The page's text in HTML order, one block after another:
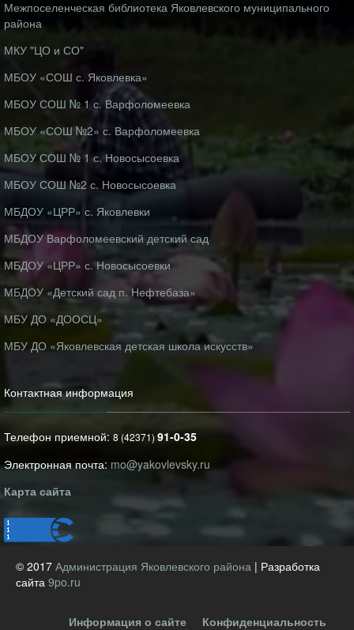
Межпоселенческая библиотека Яковлевского муниципального
района
МКУ "ЦО и СО"
МБОУ «СОШ с. Яковлевка»
МБОУ СОШ № 1 с. Варфоломеевка
МБОУ «СОШ №2» с. Варфоломеевка
МБОУ СОШ № 1 с. Новосысоевка
МБОУ СОШ №2 с. Новосысоевка
МБДОУ «ЦРР» с. Яковлевки
МБДОУ Варфоломеевский детский сад
МБДОУ «ЦРР» с. Новосысоевки
МБДОУ «Детский сад п. Нефтебаза»
МБУ ДО «ДООСЦ»
МБУ ДО «Яковлевская детская школа искусств»
Контактная информация
Телефон приемной: 8 (42371) 91-0-35
Электронная почта: mo@yakovlevsky.ru
Карта сайта
© 2017 Администрация Яковлевского района | Разработка
сайта 9po.ru
Информация о сайте Конфиденциальность